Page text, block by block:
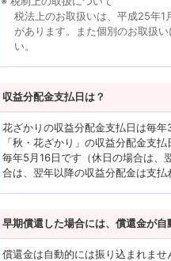
税法上のお取扱いは、平成25年1
があります。また個別のお取扱
い。
収益分配金支払日は？
花ざかりの収益分配金支払日は毎
「秋・花ざかり」の収益分配金支
毎年5月16日です（休日の場合は、
合は、翌年以降の収益分配金は支払
早期償還した場合には、償還金が
償還金は自動的には振り込まれま